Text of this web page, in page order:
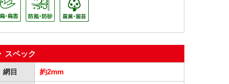
スペック
網目 約2mm